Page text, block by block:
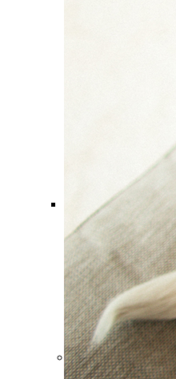
Comment ça marche ?
Pour un appartement